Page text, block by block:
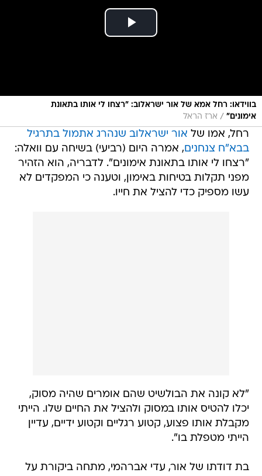
בווידאו: רחל אמא של אור ישראלוב: "רצחו לי אותו בתאונת
אימונים" / ארז הראל
רחל, אמו של אור ישראלוב שנהרג אתמול בתרגיל
בבא"ח צנחנים, אמרה היום (רביעי) בשיחה עם וואלה:
"רצחו לי אותו בתאונת אימונים". לדבריה, הוא הזהיר
מפני תקלות בטיחות באימון, וטענה כי המפקדים לא
עשו מספיק כדי להציל את חייו.
"לא קונה את הבולשיט שהם אומרים שהיה מסוק,
יכלו להטיס אותו במסוק ולהציל את החיים שלו. הייתי
מקבלת אותו פצוע, קטוע רגליים וקטוע ידיים, עדיין
הייתי מטפלת בו".
בת דודתו של אור, עדי אברהמי, מתחה ביקורת על